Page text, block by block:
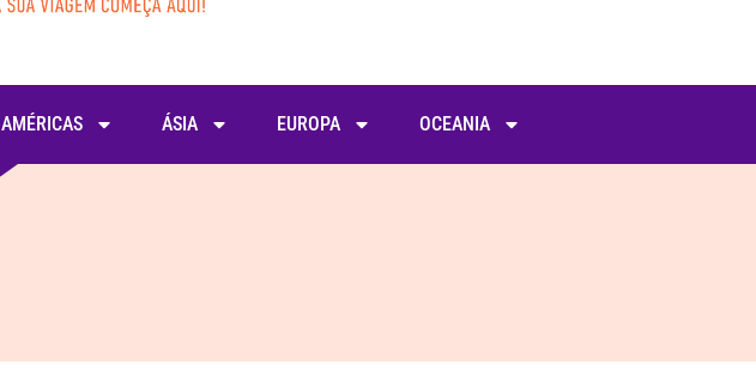
AMÉRICAS ÁSIA EUROPA OCEANIA